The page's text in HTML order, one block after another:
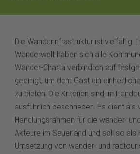
Die Wanderinfrastruktur ist vielfältig.
Wanderwelt haben sich alle
Wander-Charta verbindlich auf
geeinigt, um dem Gast ein
zu bieten. Die Kriterien sind im
ausführlich beschrieben. Es dient als
Handlungsrahmen für die wander-
Akteure im Sauerland und soll so als
Umsetzung von wander- und